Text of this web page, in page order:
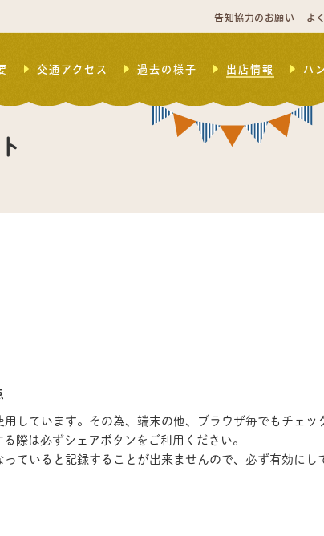
告知協力のお願い よ
交通アクセス 過去の様子 出店情報 ハ
しています。その為、端末の他、ブラウザ毎でもチェッ
際は必ずシェアボタンをご利用ください。
っていると記録することが出来ませんので、必ず有効にし